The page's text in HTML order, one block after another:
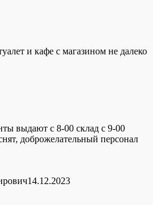
и кафе с магазином не далеко
выдают с 8-00 склад с 9-00
доброжелательный персонал
14.12.2023